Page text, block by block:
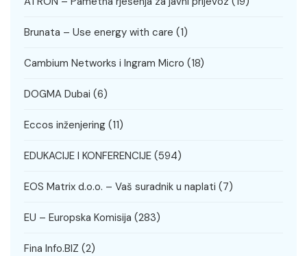
Brunata – Use energy with care (1)
Cambium Networks i Ingram Micro (18)
DOGMA Dubai (6)
Eccos inženjering (11)
EDUKACIJE I KONFERENCIJE (594)
EOS Matrix d.o.o. – Vaš suradnik u naplati (7)
EU – Europska Komisija (283)
Fina Info.BIZ (2)